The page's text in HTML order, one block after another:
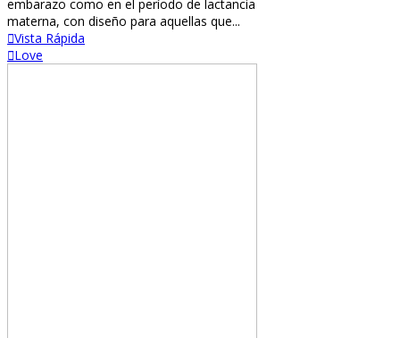
embarazo como en el período de lactancia
materna, con diseño para aquellas que...
Vista Rápida
Love